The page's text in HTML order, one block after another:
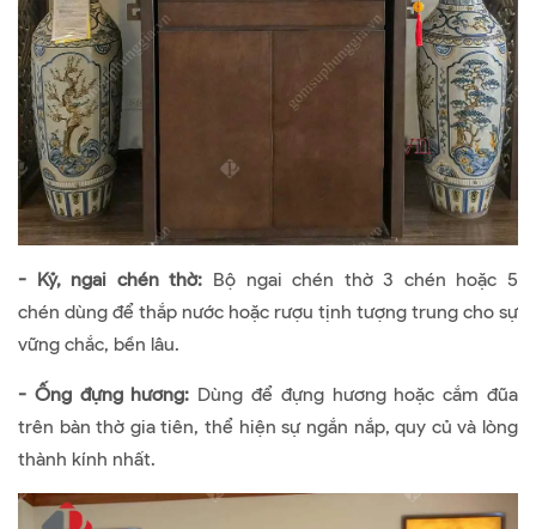
- Kỷ, ngai chén thờ: Bộ ngai chén thờ 3 chén hoặc 5
chén dùng để thắp nước hoặc rượu tịnh tượng trung cho sự
vững chắc, bền lâu.
- Ống đựng hương: Dùng để đựng hương hoặc cắm đũa
trên bàn thờ gia tiên, thể hiện sự ngắn nắp, quy củ và lòng
thành kính nhất.